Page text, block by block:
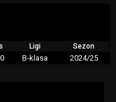
Ligi Sezon
B-klasa 2024/25